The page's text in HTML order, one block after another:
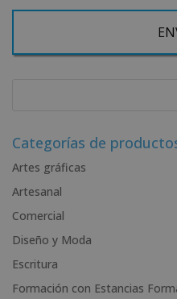
a la dirección admin@grupoesneca.com.
Desea recibir información comercial (vía
r
a
t
i
e
:
Categorías de
Artes gráficas
Artesanal
Comercial
Diseño y Moda
Escritura
Formación con Estancias